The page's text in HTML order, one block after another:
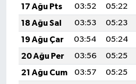
17 Ağu Pts
03:52 05:22
18 Ağu Sal
03:53 05:23
19 Ağu Çar
03:54 05:24
20 Ağu Per
03:56 05:25
21 Ağu Cum
03:57 05:25